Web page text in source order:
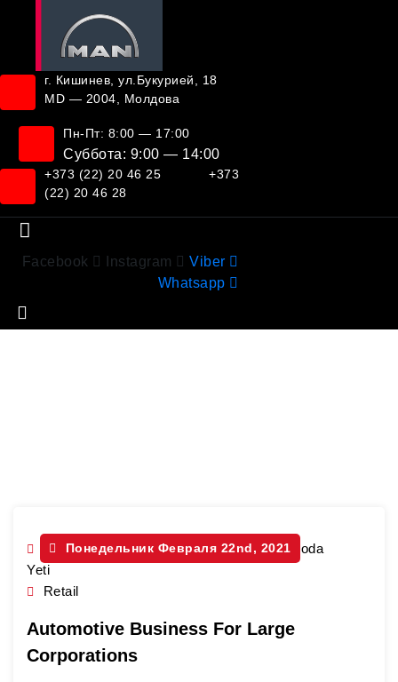
г. Кишинев, ул.Букурией, 18
MD — 2004, Молдова
Пн-Пт: 8:00 — 17:00
Суббота: 9:00 — 14:00
+373 (22) 20 46 25
+373
(22) 20 46 28
Facebook Instagram
Viber
Whatsapp
Понедельник Февраля 22nd, 2021
Mahindra Scorpio , Renault Duster , Skoda
Yeti
Retail
Automotive Business For Large
Corporations